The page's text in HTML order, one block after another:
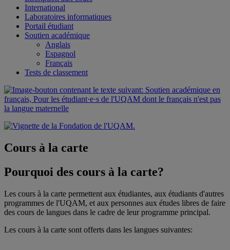
International
Laboratoires informatiques
Portail étudiant
Soutien académique
Anglais
Espagnol
Français
Tests de classement
Cours à la carte
Pourquoi des cours à la carte?
Les cours à la carte permettent aux étudiantes, aux étudiants d'autres
programmes de l'UQAM, et aux personnes aux études libres de faire
des cours de langues dans le cadre de leur programme principal.
Les cours à la carte sont offerts dans les langues suivantes: